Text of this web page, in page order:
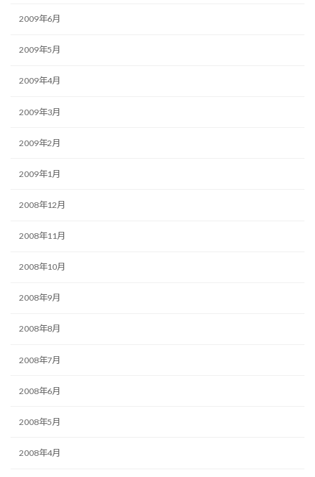
2009年6月
2009年5月
2009年4月
2009年3月
2009年2月
2009年1月
2008年12月
2008年11月
2008年10月
2008年9月
2008年8月
2008年7月
2008年6月
2008年5月
2008年4月